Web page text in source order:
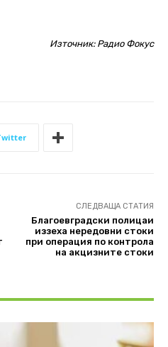
Източник: Радио Фокус
СЛЕДВАЩА СТАТИЯ
Благоевградски полицаи
иззеха нередовни стоки
при операция по контрола
на акцизните стоки